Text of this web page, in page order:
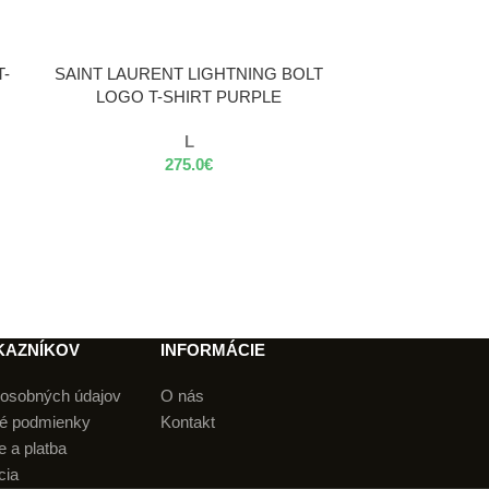
VÝBER MOŽNOSTÍ
SAINT LAURENT LIGHTNING BOLT
LOGO T-SHIRT PURPLE
L
275.0€
údajov
podmienky
a platba
INFORMÁCIE
O nás
Kontakt